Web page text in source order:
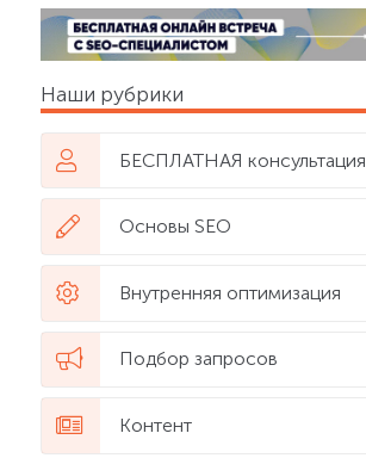
Наши рубрики
БЕСПЛАТНАЯ консультация
Основы SEO
Внутренняя оптимизация
Подбор запросов
Контент